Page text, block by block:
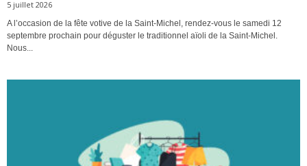
5 juillet 2026
A l’occasion de la fête votive de la Saint-Michel, rendez-vous le samedi 12
septembre prochain pour déguster le traditionnel aïoli de la Saint-Michel.
Nous...